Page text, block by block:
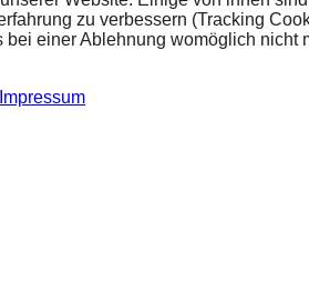
zu verbessern (Tracking
bei einer Ablehnung womöglich
Impressum